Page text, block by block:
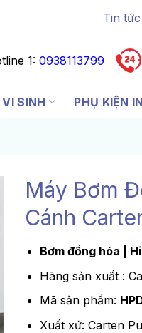
Tin
1:0938113799
SINH PHỤ KIỆN
Máy Bơm
Cánh
Bơm đồng hóa |
Hãng sản xuất :
Mã sản phẩm:
Xuất xứ: Carten